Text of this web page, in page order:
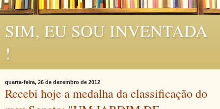
SIM, EU SOU INVENTADA
!
quarta-feira, 26 de dezembro de 2012
Recebi hoje a medalha da classificação do